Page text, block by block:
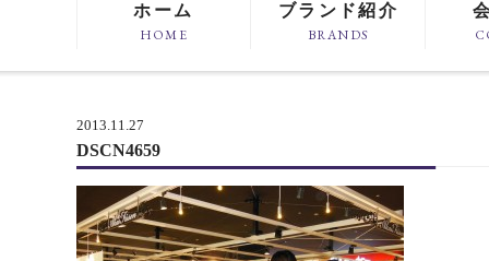
ホーム
HOME
ブランド紹介
BRANDS
2013.11.27
DSCN4659